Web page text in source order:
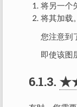
将另一个
将其加载
您注意到
即使该图
6.1.3.